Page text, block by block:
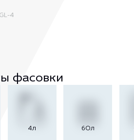
4
фасовки
4л 60л